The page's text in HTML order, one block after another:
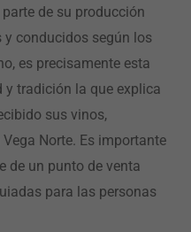
de su producción
y conducidos según los
es precisamente esta
tradición la que explica
sus vinos,
Norte. Es importante
de un punto de venta
para las personas